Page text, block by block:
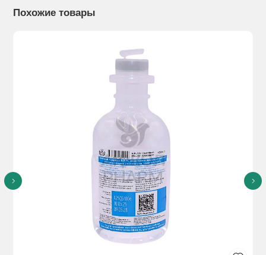
Часто (встречаются примерно у 1 из
- подавленное настроение, нарушение сна,
нервозность, потеря интереса к сексу, изменение
- головная боль или мигрень;
- тошнота, боль в животе, скопление газов в
животе, вздутие живота или рвота;
- акне, выпадение волос;
- боль в спине;
- дискомфорт в молочных железах, киста яичника,
«приливы» жара;
- маточные кровотечения/кровотечения из
влагалища, включая «мажущие» кровянистые выделения;
- отсутствие или уменьшение обычных
- слабость, раздражительность.
Похожие товары